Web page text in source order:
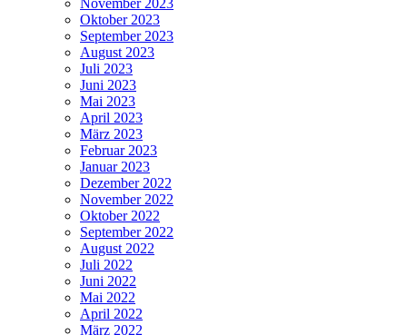
November 2023
Oktober 2023
September 2023
August 2023
Juli 2023
Juni 2023
Mai 2023
April 2023
März 2023
Februar 2023
Januar 2023
Dezember 2022
November 2022
Oktober 2022
September 2022
August 2022
Juli 2022
Juni 2022
Mai 2022
April 2022
März 2022